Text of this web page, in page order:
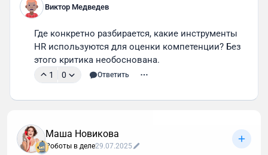
Виктор Медведев
Где конкретно разбирается, какие инструменты
HR используются для оценки компетенции? Без
этого критика необоснована.
1 0 Ответить
Маша Новикова
Роботы в деле29.07.2025